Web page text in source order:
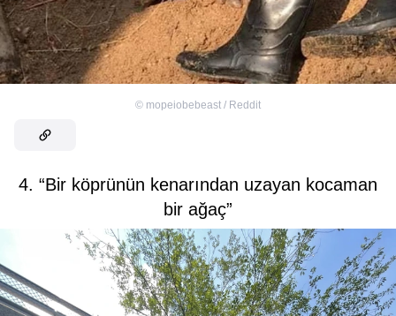
© mopeiobebeast / Reddit
4. “Bir köprünün kenarından uzayan kocaman
bir ağaç”